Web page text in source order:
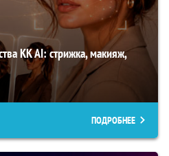
KK AI: стрижка, макияж,
ПОДРОБНЕЕ